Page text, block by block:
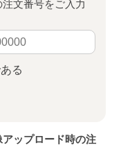
文番号をご入力
る
ップロード時の注